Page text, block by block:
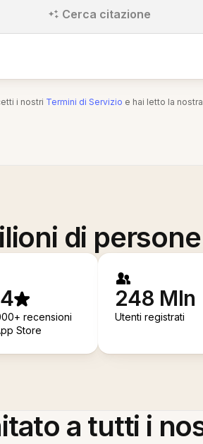
Cerca citazione
i nostri Termini di Servizio e hai letto la nostra
di
recensioni
Store
248 Mln
Utenti registrati
a tutti i